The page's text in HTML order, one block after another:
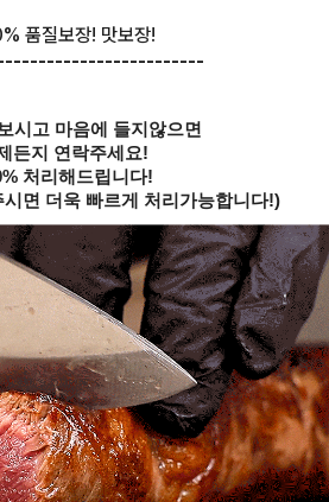
품질보장! 맛보장!
시고 마음에 들지않으면
든지 연락주세요!
처리해드립니다!
면 더욱 빠르게 처리가능합니다!)